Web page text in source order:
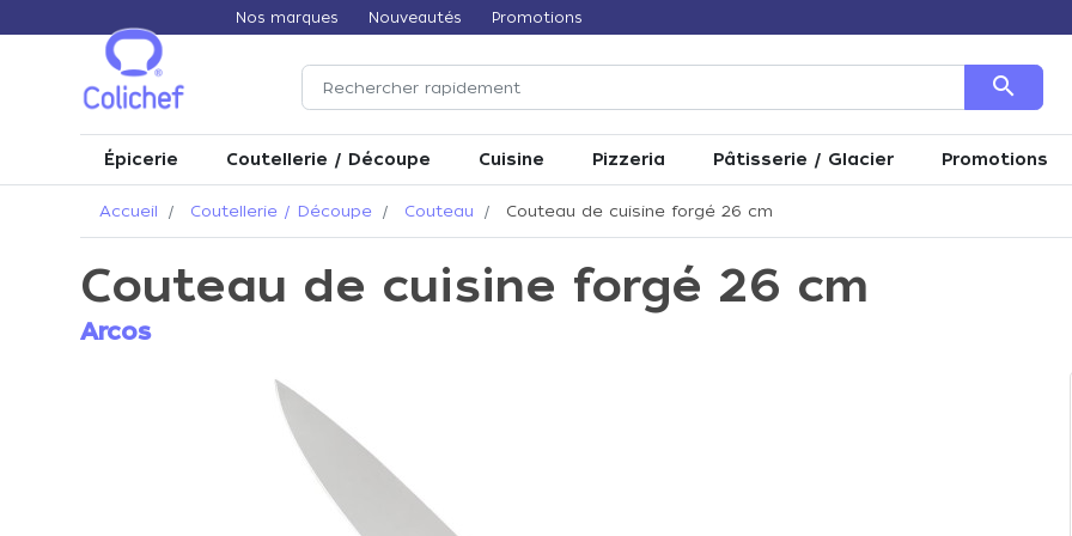
Nos marques Nouveautés Promotions
search
Épicerie Coutellerie / Découpe Cuisine Pizzeria Pâtisserie / Glacier Promotions
Accueil Coutellerie / Découpe Couteau Couteau de cuisine forgé 26 cm
Couteau de cuisine forgé 26 cm
Arcos